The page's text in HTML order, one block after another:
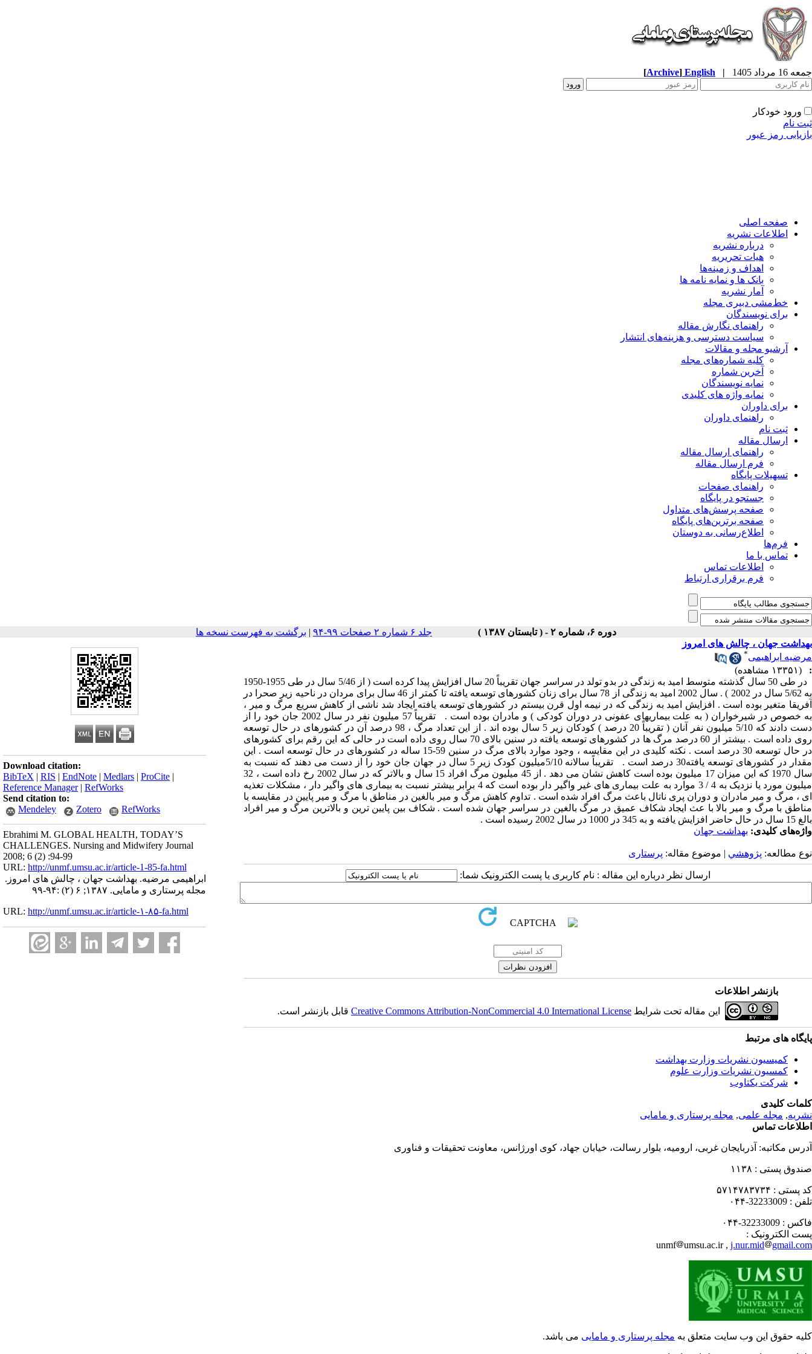
جمعه 16 مرداد 1405 |
English
[Archive]
ورود خودکار
ثبت نام
بازیابی رمز عبور
صفحه اصلی
اطلاعات نشریه
درباره نشریه
هیات تحریریه
اهداف و زمینه‌ها
بانک ها و نمایه نامه ها
آمار نشریه
خط‌مشی دبیری مجله
برای نویسندگان
راهنمای نگارش مقاله
سیاست دسترسی و هزینه‌های انتشار
آرشیو مجله و مقالات
کلیه شماره‌های مجله
آخرین شماره
نمایه نویسندگان
نمایه واژه های کلیدی
برای داوران
راهنمای داوران
ثبت نام
ارسال مقاله
راهنمای ارسال مقاله
فرم ارسال مقاله
تسهیلات پایگاه
راهنمای صفحات
جستجو در پایگاه
صفحه پرسش‌های متداول
صفحه برترین‌های پایگاه
اطلاع‌رسانی به دوستان
فرم‌ها
تماس با ما
اطلاعات تماس
فرم برقراری ارتباط
دوره ۶، شماره ۲ - ( تابستان ۱۳۸۷ ) جلد ۶ شماره ۲ صفحات ۹۹-۹۴ | برگشت به فهرست نسخه ها
Download citation:
BibTeX | RIS | EndNote | Medlars | ProCite |
Reference Manager| RefWorks
Send citation to:
Mendeley
Zotero RefWorks
Ebrahimi M. GLOBAL HEALTH, TODAY’S
CHALLENGES. Nursing and Midwifery Journal
2008; 6 (2) :94-99
URL: http://unmf.umsu.ac.ir/article-1-85-fa.html
ابراهیمی مرضیه. بهداشت جهان ، چالش های امروز.
مجله پرستاری و مامایی. ۱۳۸۷; ۶ (۲) :۹۴-۹۹
URL: http://unmf.umsu.ac.ir/article-۱-۸۵-fa.html
بهداشت جهان ، چالش های امروز
مرضیه ابراهیمی*
:
(۱۳۳۵۱ مشاهده)
در طی 50 سال گذشته متوسط امید به زندگی در بدو تولد در سراسر جهان تقریباً 20 سال افزایش پیدا کرده است ( از 5/46 سال در طی 1955-1950
به 5/62 سال در 2002 ) . سال 2002 امید به زندگی از 78 سال برای زنان کشورهای توسعه یافته تا کمتر از 46 سال برای مردان در ناحیه زیر صحرا در
آفریقا متغیر بوده است . افزایش امید به زندگی که در نیمه اول قرن بیستم در کشورهای توسعه یافته ایجاد شد ناشی از کاهش سریع مرگ و میر ،
به خصوص در شیرخواران ( به علت بیماریهای عفونی در دوران کودکی ) و مادران بوده است . تقریباً 57 میلیون نفر در سال 2002 جان خود را از
دست دادند که 5/10 میلیون نفر آنان ( تقریباً 20 درصد ) کودکان زیر 5 سال بوده اند . از این تعداد مرگ ، 98 درصد آن در کشورهای در حال توسعه
روی داده است . بیشتر از 60 درصد مرگ ها در کشورهای توسعه یافته در سنین بالای 70 سال روی داده است در حالی که این رقم برای کشورهای
در حال توسعه 30 درصد است . نکته کلیدی در این مقایسه ، وجود موارد بالای مرگ در سنین 59-15 ساله در کشورهای در حال توسعه است . این
مقدار در کشورهای توسعه یافته30 درصد است . تقریباً سالانه 5/10میلیون کودک زیر 5 سال در جهان جان خود را از دست می دهند که نسبت به
سال 1970 که این میزان 17 میلیون بوده است کاهش نشان می دهد . از 45 میلیون مرگ افراد 15 سال و بالاتر که در سال 2002 رخ داده است ، 32
میلیون مورد یا نزدیک به 4 / 3 موارد به علت بیماری های غیر واگیر دار بوده است که 4 برابر بیشتر نسبت به بیماری های واگیر دار ، مشکلات تغذیه
ای ، مرگ و میر مادران و دوران پری ناتال باعث مرگ افراد شده است . تداوم کاهش مرگ و میر بالغین در مناطق با مرگ و میر پایین در مقایسه با
مناطق با مرگ و میر بالا با عث ایجاد شکاف عمیق در مرگ بالغین در سراسر جهان شده است . شکاف بین پایین ترین و بالاترین مرگ و میر افراد
بالغ 15 سال در حال حاضر افزایش یافته و به 345 در 1000 در سال 2002 رسیده است .
واژه‌های کلیدی: بهداشت جهان
نوع مطالعه: پژوهشي | موضوع مقاله: پرستاری
ارسال نظر درباره این مقاله : نام کاربری یا پست الکترونیک شما:
بازنشر اطلاعات
این مقاله تحت شرایط Creative Commons Attribution-NonCommercial 4.0 International Licenseقابل بازنشر است.
پایگاه های مرتبط
کمیسیون نشریات وزارت بهداشت
کمسیون نشریات وزارت علوم
شرکت یکتاوب
کلمات کلیدی
نشریه, مجله علمی, مجله پرستاری و مامایی
اطلاعات تماس
آدرس مکاتبه: آذربایجان غربی، ارومیه، بلوار رسالت، خیابان جهاد، کوی اورژانس، معاونت تحقیقات و فناوری
صندوق پستی : ۱۱۳۸
کد پستی : ۵۷۱۴۷۸۳۷۳۴
تلفن : 32233009-۰۴۴
فاکس : 32233009-۰۴۴
پست الکترونیک :
unmf
umsu.ac.ir , j.nur.mid gmail.com
کلیه حقوق این وب سایت متعلق به مجله پرستاری و مامایی می باشد.